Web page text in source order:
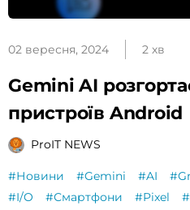
02 вересня, 2024 2 хв
Gemini AI
пристроїв Android
ProIT NEWS
#Новини #Gemini #AI
#I/O
#Смартфони #Pixel